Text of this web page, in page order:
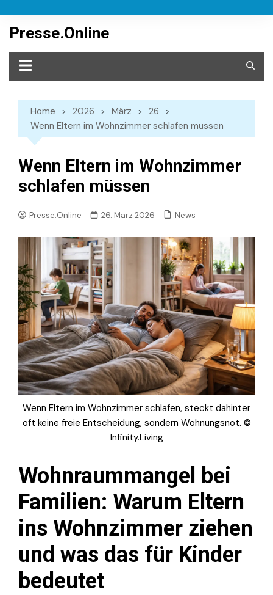
content
Presse.Online
Home 2026 März
26
Wenn Eltern im Wohnzimmer schlafen müssen
Wenn Eltern im Wohnzimmer
schlafen müssen
Presse.Online 26. März 2026 News
Wenn Eltern im Wohnzimmer schlafen, steckt dahinter
oft keine freie Entscheidung, sondern Wohnungsnot. ©
Infinity.Living
Wohnraummangel bei
Familien: Warum Eltern
ins Wohnzimmer ziehen
und was das für Kinder
bedeutet